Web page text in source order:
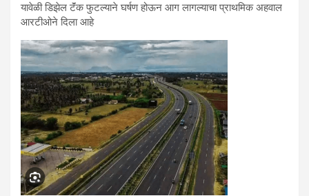
यावेळी डिझेल टॅंक फुटल्याने घर्षण होऊन आग लागल्याचा प्राथमिक अहवाल
आरटीओने दिला आहे